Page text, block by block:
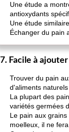
Une étude a
antioxydants
Une étude
Échanger du pain
7. Facile à
Trouver du pain
d'aliments
La plupart des
variétés germées
Le pain aux
moelleux, il ne